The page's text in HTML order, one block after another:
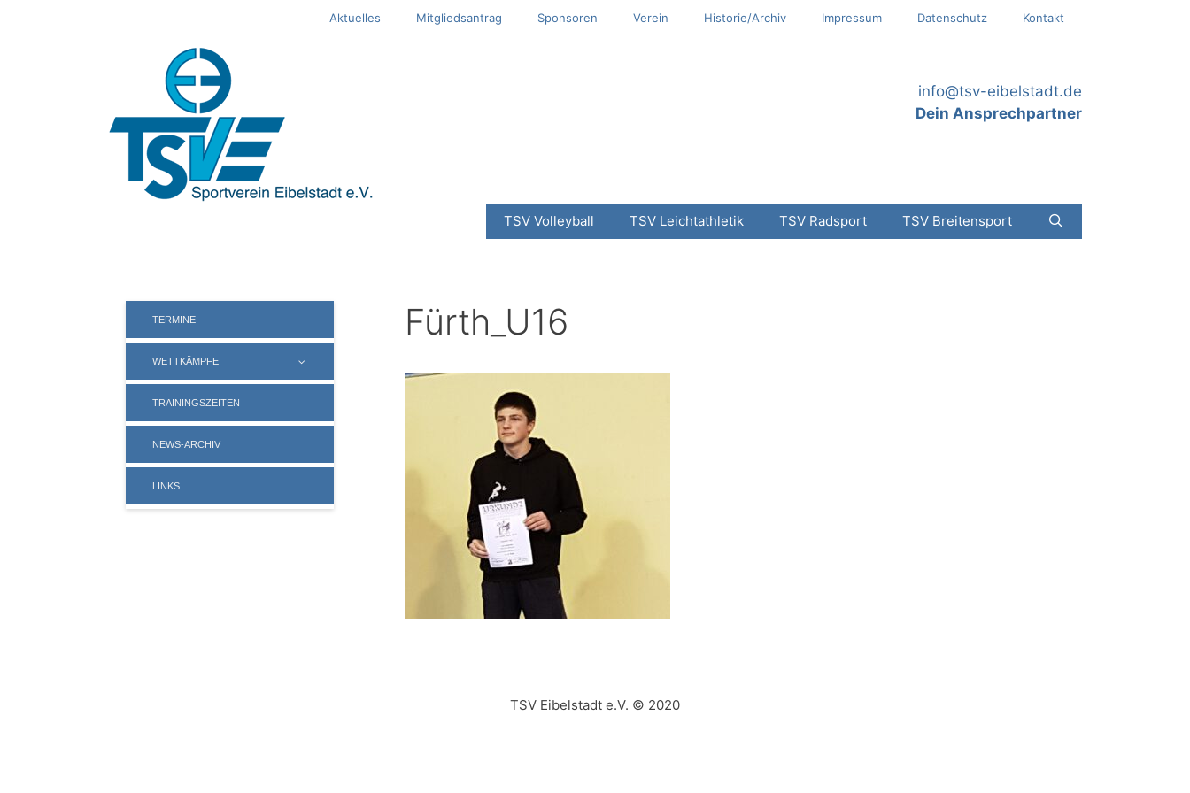
Aktuelles Mitgliedsantrag Sponsoren Verein Historie/Archiv Impressum Datenschutz Kontakt
info@tsv-eibelstadt.de
Dein Ansprechpartner
TSV Volleyball TSV Leichtathletik TSV Radsport TSV Breitensport
Fürth_U16
TERMINE
WETTKÄMPFE
TRAININGSZEITEN
NEWS-ARCHIV
LINKS
TSV Eibelstadt e.V. © 2020